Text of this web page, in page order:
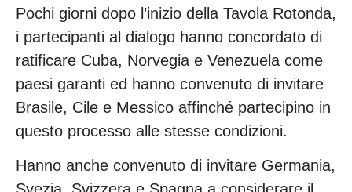
Pochi giorni dopo l’inizio della Tavola Rotonda,
i partecipanti al dialogo hanno concordato di
ratificare Cuba, Norvegia e Venezuela come
paesi garanti ed hanno convenuto di invitare
Brasile, Cile e Messico affinché partecipino in
questo processo alle stesse condizioni.
Hanno anche convenuto di invitare Germania,